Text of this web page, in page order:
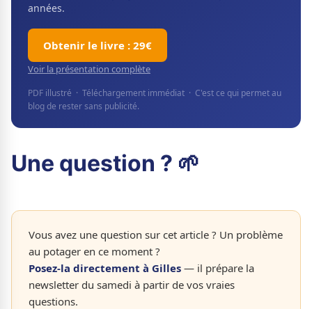
années.
Obtenir le livre : 29€
Voir la présentation complète
PDF illustré · Téléchargement immédiat · C'est ce qui permet au
blog de rester sans publicité.
Une question ? 🌱
Vous avez une question sur cet article ? Un problème
au potager en ce moment ?
Posez-la directement à Gilles — il prépare la
newsletter du samedi à partir de vos vraies
questions.